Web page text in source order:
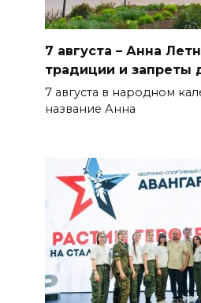
7 августа – Анна
традиции и запреты
7 августа в народном
название Анна